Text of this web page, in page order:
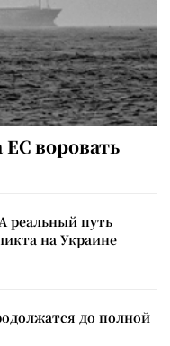
воровать
реальный путь
на Украине
до полной